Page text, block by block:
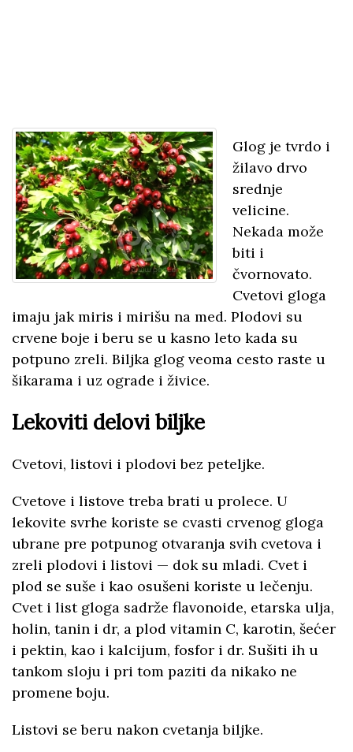
Glog je tvrdo i
žilavo drvo
srednje
velicine.
Nekada može
biti i
čvornovato.
Cvetovi gloga
imaju jak miris i mirišu na med. Plodovi su
crvene boje i beru se u kasno leto kada su
potpuno zreli. Biljka glog veoma cesto raste u
šikarama i uz ograde i živice.
Lekoviti delovi biljke
Cvetovi, listovi i plodovi bez peteljke.
Cvetove i listove treba brati u prolece. U
lekovite svrhe koriste se cvasti crvenog gloga
ubrane pre potpunog otvaranja svih cvetova i
zreli plodovi i listovi — dok su mladi. Cvet i
plod se suše i kao osušeni koriste u lečenju.
Cvet i list gloga sadrže flavonoide, etarska ulja,
holin, tanin i dr, a plod vitamin C, karotin, šećer
i pektin, kao i kalcijum, fosfor i dr. Sušiti ih u
tankom sloju i pri tom paziti da nikako ne
promene boju.
Listovi se beru nakon cvetanja biljke.